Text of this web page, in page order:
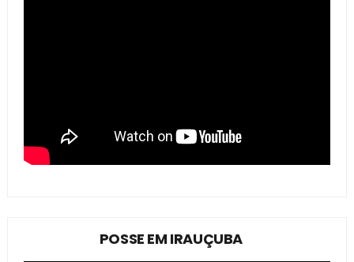
POSSE EM IRAUÇUBA